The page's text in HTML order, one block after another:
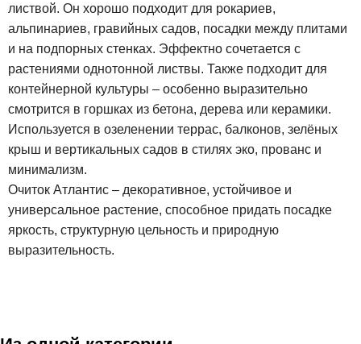
листвой. Он хорошо подходит для рокариев,
альпинариев, гравийных садов, посадки между плитами
и на подпорных стенках. Эффектно сочетается с
растениями однотонной листвы. Также подходит для
контейнерной культуры – особенно выразительно
смотрится в горшках из бетона, дерева или керамики.
Используется в озеленении террас, балконов, зелёных
крыш и вертикальных садов в стилях эко, прованс и
минимализм.
Очиток Атлантис – декоративное, устойчивое и
универсальное растение, способное придать посадке
яркость, структурную цельность и природную
выразительность.